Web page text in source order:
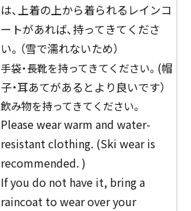
は、上着の上から着られるレインコ
ートがあれば、持ってきてくださ
い。（雪で濡れないため）
手袋・長靴を持ってきてください。 (帽
子・耳あてがあるとより良いです）
飲み物を持ってきてください。
Please wear warm and water-
resistant clothing. (Ski wear is
recommended. )
If you do not have it, bring a
raincoat to wear over your